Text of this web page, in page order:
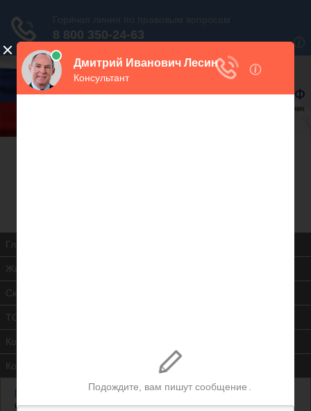
В закладки
Главная
Жилищная инспекция
Скачать ЖК РФ
ТСЖ
Контакты
Консультация юриста
Главная Жилищный вопрос —Передача юридическому лицу во
временное пользование жилого помещения